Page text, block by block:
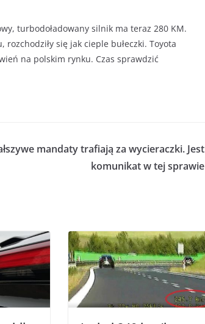
turbodoładowany silnik ma teraz 280 KM.
się jak cieple bułeczki. Toyota
na polskim rynku. Czas sprawdzić
mandaty trafiają za wycieraczki. Jest
komunikat w tej sprawie